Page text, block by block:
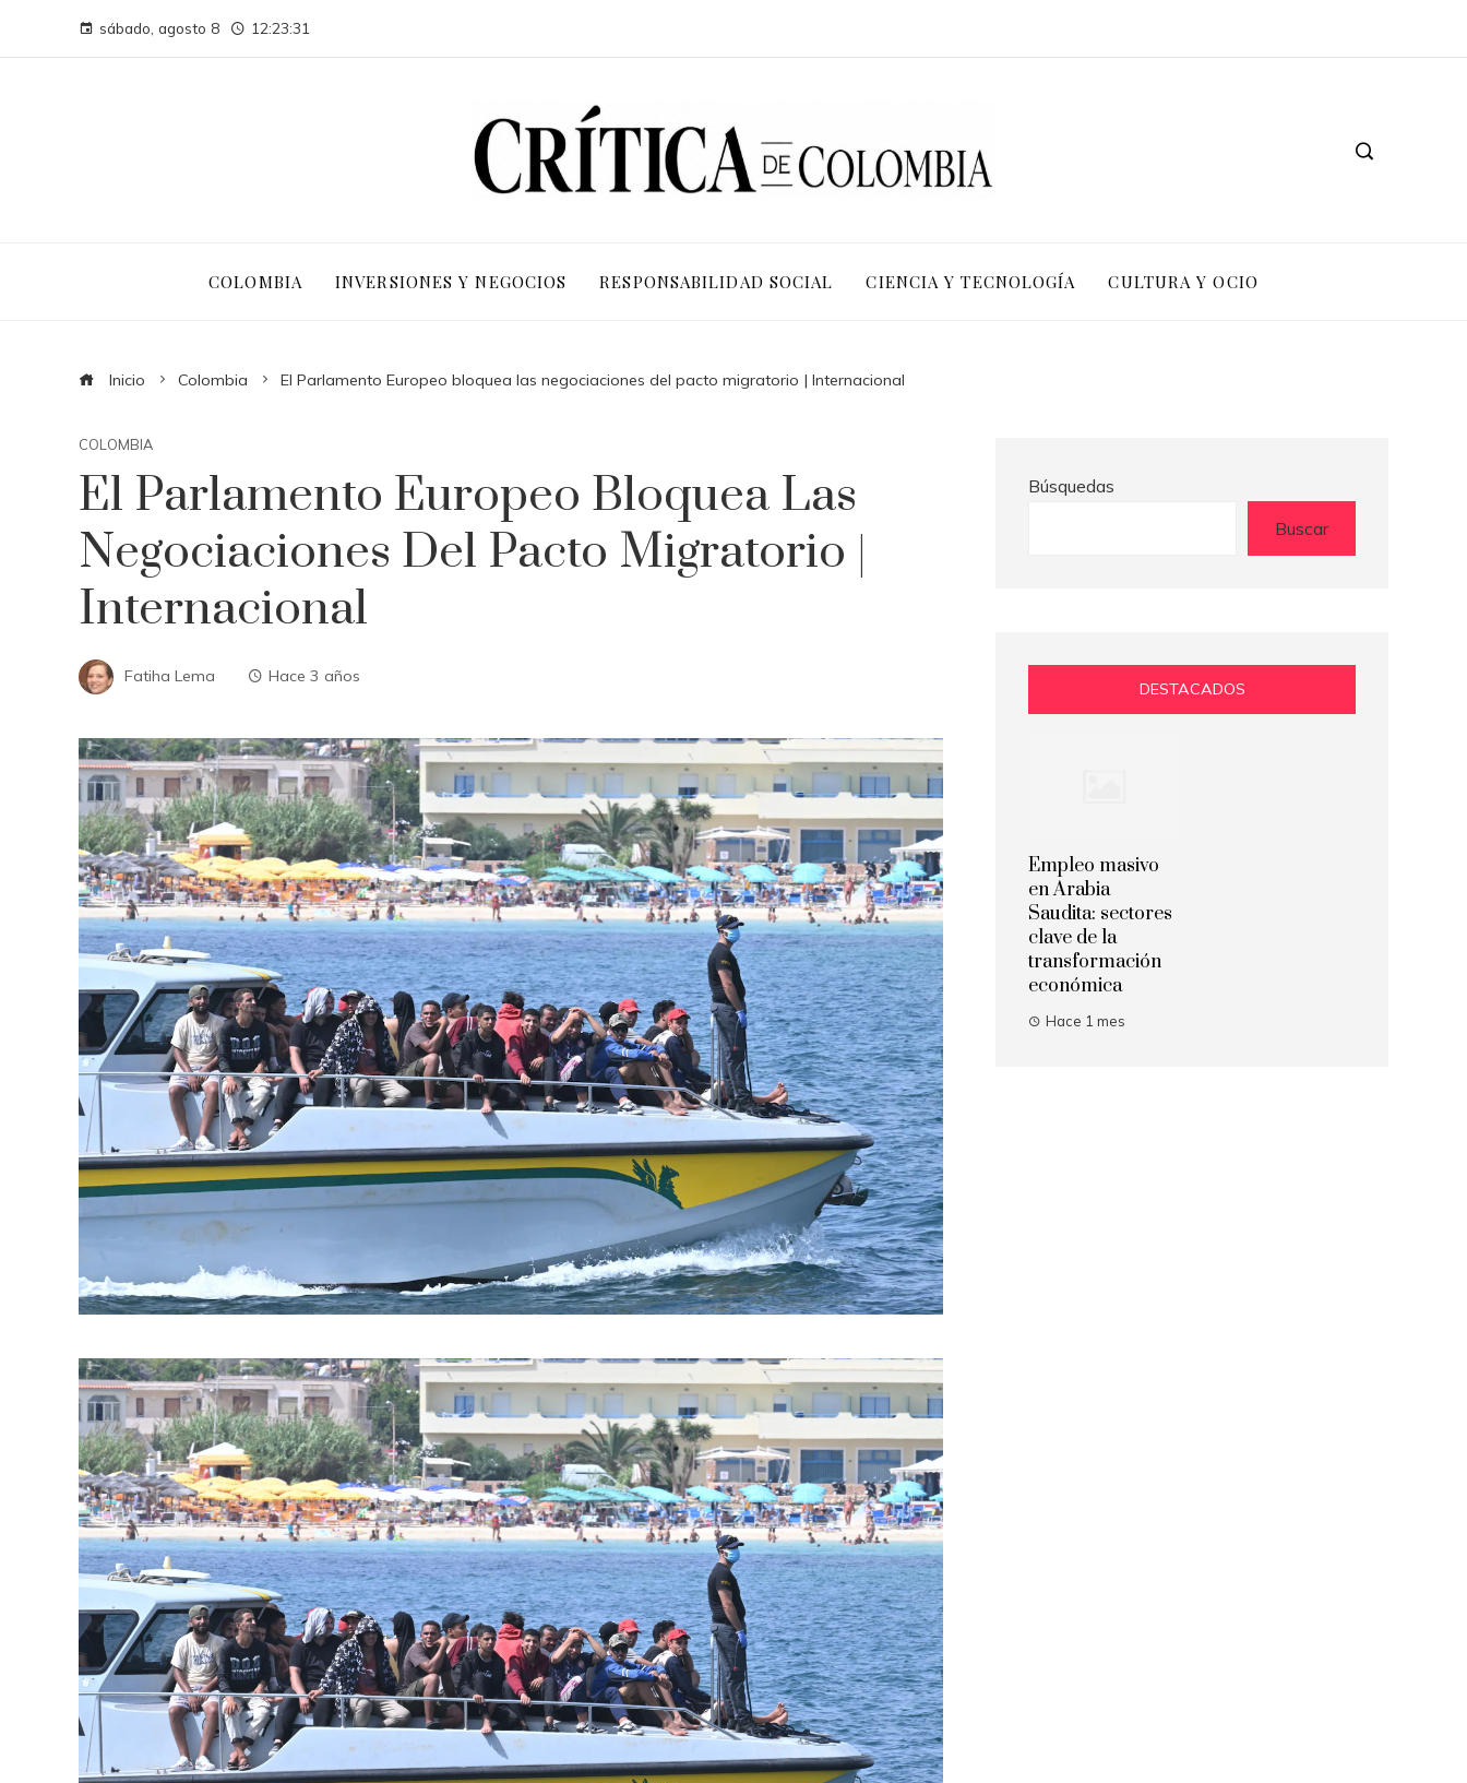
sábado, agosto 8 12:23:33
COLOMBIA INVERSIONES Y NEGOCIOS RESPONSABILIDAD SOCIAL CIENCIA Y TECNOLOGÍA CULTURA Y OCIO
Inicio Colombia El Parlamento Europeo bloquea las negociaciones del pacto migratorio | Internacional
COLOMBIA
El Parlamento Europeo Bloquea Las
Negociaciones Del Pacto Migratorio |
Internacional
Fatiha Lema Hace 3 años
Búsquedas
Buscar
DESTACADOS
Empleo masivo
en Arabia
Saudita: sectores
clave de la
transformación
económica
Hace 1 mes